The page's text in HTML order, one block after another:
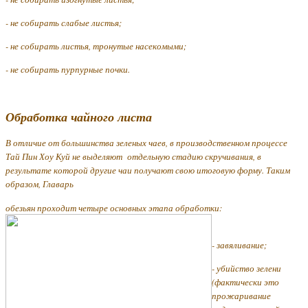
- не собирать слабые листья;
- не собирать листья, тронутые насекомыми;
- не собирать пурпурные почки.
Обработка чайного листа
В отличие от большинства зеленых чаев, в производственном процессе
Тай Пин Хоу Куй не выделяют отдельную стадию скручивания, в
результате которой другие чаи получают свою итоговую форму. Таким
образом, Главарь
обезьян проходит четыре основных этапа обработки:
- завяливание;
- убийство зелени
(фактически это
прожаривание